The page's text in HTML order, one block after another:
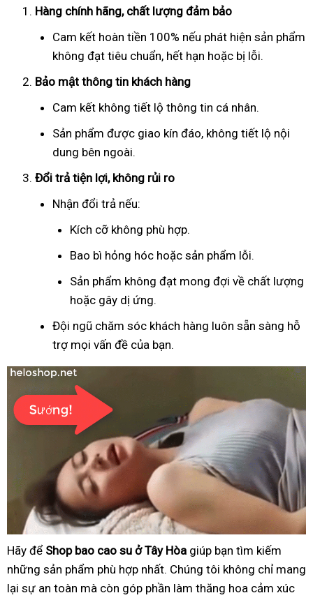
Hàng chính hãng, chất lượng đảm bảo
Cam kết hoàn tiền 100% nếu phát hiện sản phẩm
không đạt tiêu chuẩn, hết hạn hoặc bị lỗi.
Bảo mật thông tin khách hàng
Cam kết không tiết lộ thông tin cá nhân.
Sản phẩm được giao kín đáo, không tiết lộ nội
dung bên ngoài.
Đổi trả tiện lợi, không rủi ro
Nhận đổi trả nếu:
Kích cỡ không phù hợp.
Bao bì hỏng hóc hoặc sản phẩm lỗi.
Sản phẩm không đạt mong đợi về chất lượng
hoặc gây dị ứng.
Đội ngũ chăm sóc khách hàng luôn sẵn sàng hỗ
trợ mọi vấn đề của bạn.
Hãy để Shop bao cao su ở Tây Hòa giúp bạn tìm kiếm
những sản phẩm phù hợp nhất. Chúng tôi không chỉ mang
lại sự an toàn mà còn góp phần làm thăng hoa cảm xúc